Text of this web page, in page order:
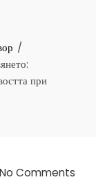
при
No Comments